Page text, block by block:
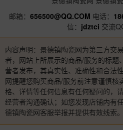
邮箱： 656500@QQ.COM 电话：
信： jdztci 交流
内容声明：景德镇陶瓷网为第三方交
者，网站上所展示的商品/服务的标题
营者发布，其真实性、准确性和合法
网提醒您购买商品/服务前注意谨慎核
格、详情等任何信息有任何疑问的，
经营者沟通确认；如您发现店铺内有
德镇陶瓷网客服举报并提供有效线索。